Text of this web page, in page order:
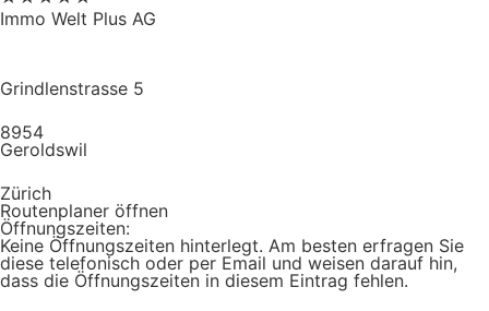
Immo Welt Plus AG
Grindlenstrasse 5
8954
Geroldswil
Zürich
Routenplaner öffnen
Öffnungszeiten:
Keine Öffnungszeiten hinterlegt. Am besten erfragen Sie
diese telefonisch oder per Email und weisen darauf hin,
dass die Öffnungszeiten in diesem Eintrag fehlen.